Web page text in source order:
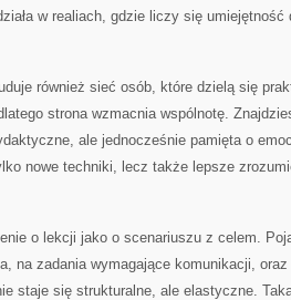
w realiach, gdzie liczy się umiejętność
również sieć osób, które dzielą się
strona wzmacnia wspólnotę.
ale jednocześnie pamięta o
nowe techniki, lecz także lepsze
o lekcji jako o scenariuszu z celem.
na zadania wymagające komunikacji,
staje się strukturalne, ale elastyczne.